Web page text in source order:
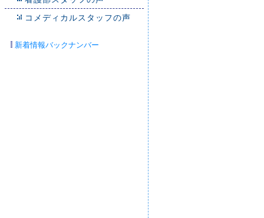
コメディカルスタッフの声
新着情報バックナンバー